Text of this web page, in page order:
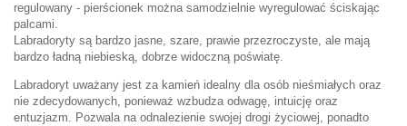
regulowany - pierścionek można samodzielnie wyregulować ściskając
palcami.
Labradoryty są bardzo jasne, szare, prawie przezroczyste, ale mają
bardzo ładną niebieską, dobrze widoczną poświatę.
Labradoryt uważany jest za kamień idealny dla osób nieśmiałych oraz
nie zdecydowanych, ponieważ wzbudza odwagę, intuicję oraz
entuzjazm. Pozwala na odnalezienie swojej drogi życiowej, ponadto